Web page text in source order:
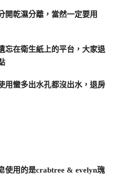
開乾濕分離，當然一定要用
忘在衛生紙上的平台，大家退
用蠻多出水孔都沒出水，退房
使用的是crabtree & evelyn瑰